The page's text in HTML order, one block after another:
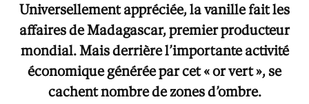
Universellement appréciée, la vanille fait les
affaires de Madagascar, premier producteur
mondial. Mais derrière l’importante activité
économique générée par cet « or vert », se
cachent nombre de zones d’ombre.